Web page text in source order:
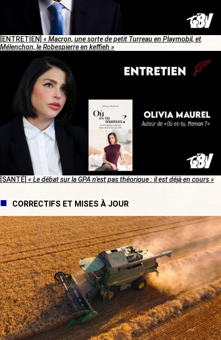
[ENTRETIEN] « Macron, une sorte de petit Turreau en Playmobil, et
Mélenchon, le Robespierre en keffieh »
[SANTÉ] « Le débat sur la GPA n’est pas théorique : il est déjà en cours »
CORRECTIFS ET MISES À JOUR